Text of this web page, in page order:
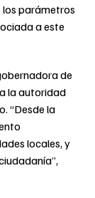
parámetros
a este
de
la autoridad
“Desde la
locales, y